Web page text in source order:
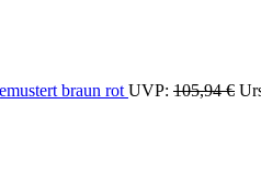
braun rot UVP: 105,94€